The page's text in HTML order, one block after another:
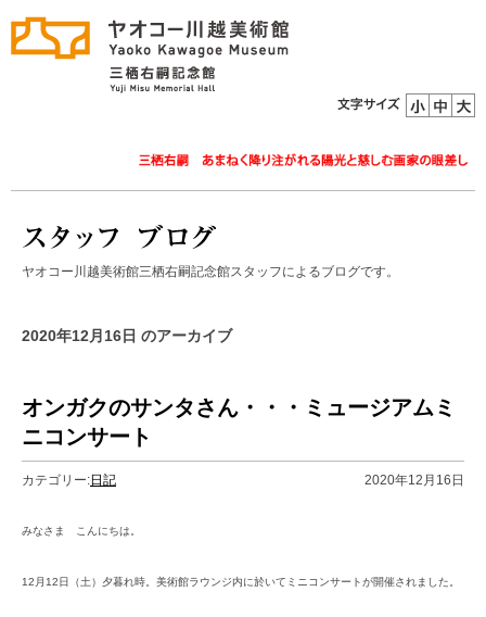
ヤオコー川越美術館三栖右嗣記念館スタッフによるブログです。
2020年12月16日 のアーカイブ
オンガクのサンタさん・・・ミュージアムミ
ニコンサート
カテゴリー:日記 2020年12月16日
みなさま こんにちは。
12月12日（土）夕暮れ時。美術館ラウンジ内に於いてミニコンサートが開催されました。